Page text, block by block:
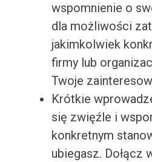
wspomnienie o
dla możliwości
jakimkolwiek
firmy lub
Twoje
Krótkie
się zwięźle i
konkretnym
ubiegasz. Dołącz